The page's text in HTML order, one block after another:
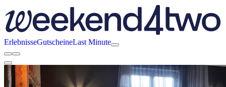
ErlebnisseGutscheineLast Minute